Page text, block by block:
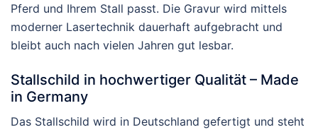
Pferd und Ihrem Stall passt. Die Gravur wird mittels
moderner Lasertechnik dauerhaft aufgebracht und
bleibt auch nach vielen Jahren gut lesbar.
Stallschild in hochwertiger Qualität – Made
in Germany
Das Stallschild wird in Deutschland gefertigt und steht